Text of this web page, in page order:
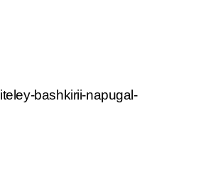
bashkirii-napugal-